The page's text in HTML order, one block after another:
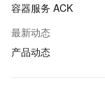
容器服务 ACK
最新动态
产品动态